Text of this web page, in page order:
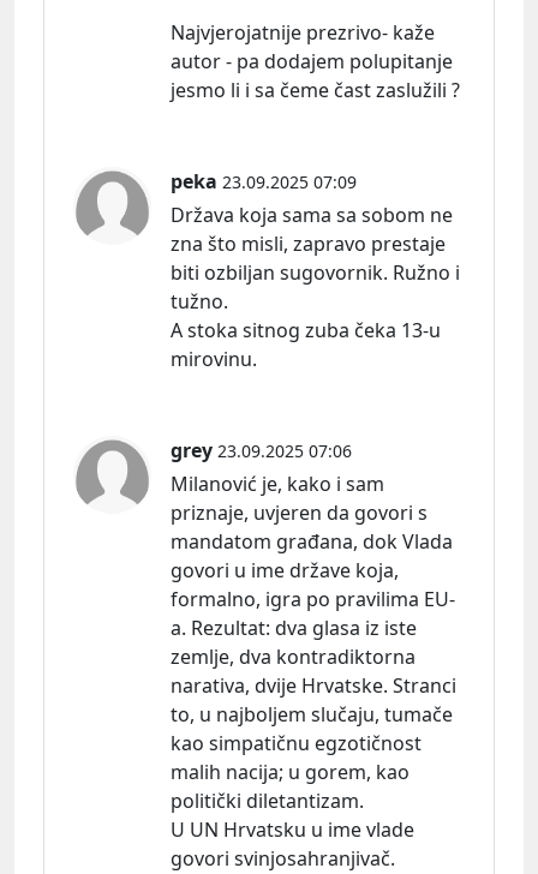
Najvjerojatnije prezrivo- kaže
autor - pa dodajem polupitanje
jesmo li i sa čeme čast zaslužili ?
peka 23.09.2025 07:09
Država koja sama sa sobom ne
zna što misli, zapravo prestaje
biti ozbiljan sugovornik. Ružno i
tužno.
A stoka sitnog zuba čeka 13-u
mirovinu.
grey 23.09.2025 07:06
Milanović je, kako i sam
priznaje, uvjeren da govori s
mandatom građana, dok Vlada
govori u ime države koja,
formalno, igra po pravilima EU-
a. Rezultat: dva glasa iz iste
zemlje, dva kontradiktorna
narativa, dvije Hrvatske. Stranci
to, u najboljem slučaju, tumače
kao simpatičnu egzotičnost
malih nacija; u gorem, kao
politički diletantizam.
U UN Hrvatsku u ime vlade
govori svinjosahranjivač.